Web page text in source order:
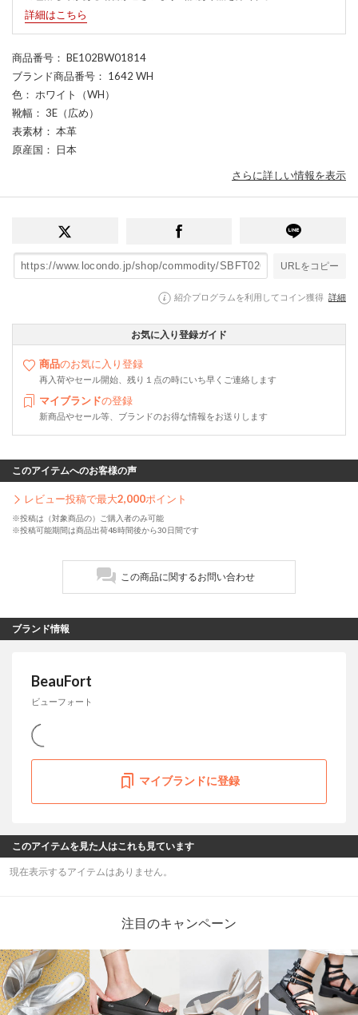
詳細はこちら
商品番号 ： BE102BW01814
ブランド商品番号 ： 1642 WH
色 ： ホワイト（WH）
靴幅 ： 3E（広め）
表素材 ： 本革
原産国 ： 日本
さらに詳しい情報を表示
URLをコピー
紹介プログラムを利用してコイン獲得 詳細
お気に入り登録ガイド
商品のお気に入り登録
再入荷やセール開始、残り１点の時にいち早くご連絡します
マイブランドの登録
新商品やセール等、ブランドのお得な情報をお送りします
このアイテムへのお客様の声
レビュー投稿で最大2,000ポイント
※投稿は（対象商品の）ご購入者のみ可能
※投稿可能期間は商品出荷48時間後から30日間です
この商品に関するお問い合わせ
ブランド情報
BeauFort
ビューフォート
マイブランドに登録
このアイテムを見た人はこれも見ています
現在表示するアイテムはありません。
注目のキャンペーン